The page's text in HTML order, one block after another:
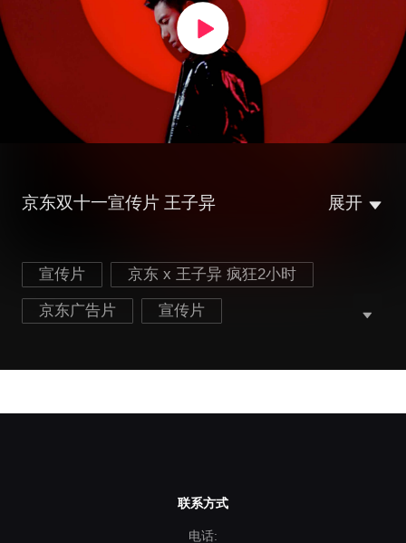
京东双十一宣传片 王子异 展开
宣传片 京东 x 王子异 疯狂2小时
京东广告片 宣传片
联系方式
电话: